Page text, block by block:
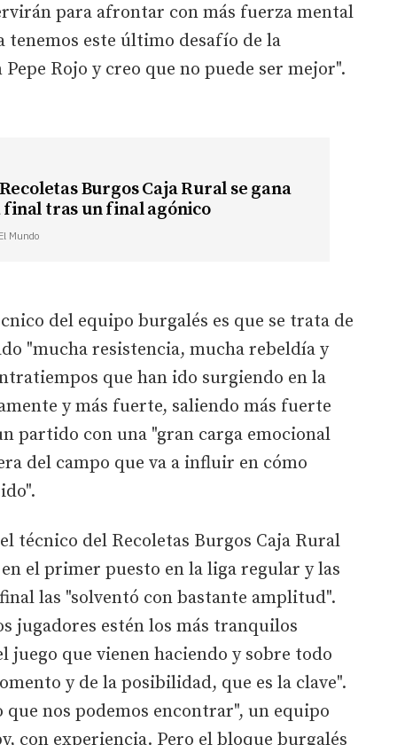
para afrontar con más fuerza mental
tenemos este último desafío de la
Rojo y creo que no puede ser mejor".
Burgos Caja Rural se gana
final tras un final agónico
Mundo
del equipo burgalés es que se trata de
"mucha resistencia, mucha rebeldía y
que han ido surgiendo en la
y más fuerte, saliendo más fuerte
partido con una "gran carga emocional
del campo que va a influir en cómo
técnico del Recoletas Burgos Caja Rural
el primer puesto en la liga regular y las
las "solventó con bastante amplitud".
jugadores estén los más tranquilos
juego que vienen haciendo y sobre todo
y de la posibilidad, que es la clave".
nos podemos encontrar", un equipo
con experiencia. Pero el bloque burgalés